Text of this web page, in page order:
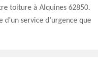
toiture à Alquines 62850.
service d’urgence que